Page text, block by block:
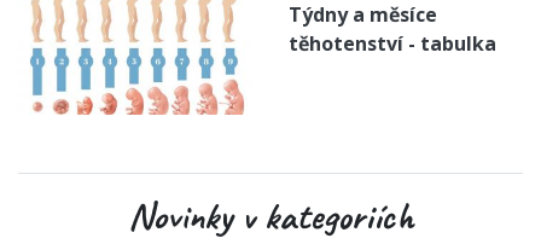
Týdny a měsíce
těhotenství - tabulka
Novinky v kategoriích